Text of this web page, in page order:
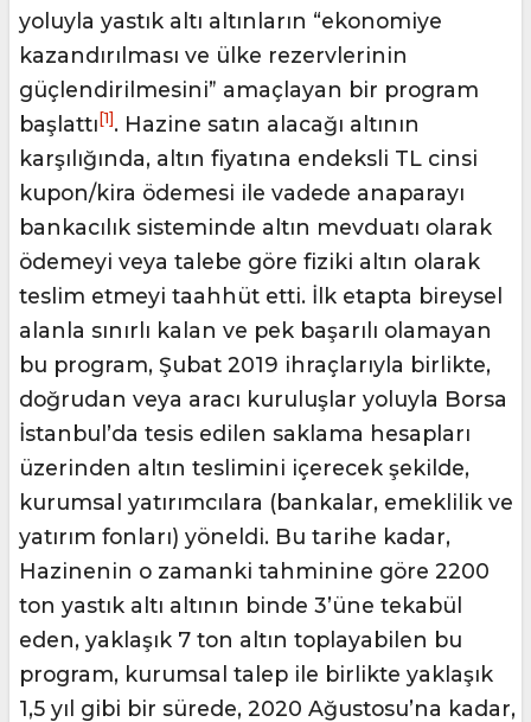
yoluyla yastık altı altınların “ekonomiye
kazandırılması ve ülke rezervlerinin
güçlendirilmesini” amaçlayan bir program
başlattı[1]. Hazine satın alacağı altının
karşılığında, altın fiyatına endeksli TL cinsi
kupon/kira ödemesi ile vadede anaparayı
bankacılık sisteminde altın mevduatı olarak
ödemeyi veya talebe göre fiziki altın olarak
teslim etmeyi taahhüt etti. İlk etapta bireysel
alanla sınırlı kalan ve pek başarılı olamayan
bu program, Şubat 2019 ihraçlarıyla birlikte,
doğrudan veya aracı kuruluşlar yoluyla Borsa
İstanbul’da tesis edilen saklama hesapları
üzerinden altın teslimini içerecek şekilde,
kurumsal yatırımcılara (bankalar, emeklilik ve
yatırım fonları) yöneldi. Bu tarihe kadar,
Hazinenin o zamanki tahminine göre 2200
ton yastık altı altının binde 3’üne tekabül
eden, yaklaşık 7 ton altın toplayabilen bu
program, kurumsal talep ile birlikte yaklaşık
1,5 yıl gibi bir sürede, 2020 Ağustosu’na kadar,